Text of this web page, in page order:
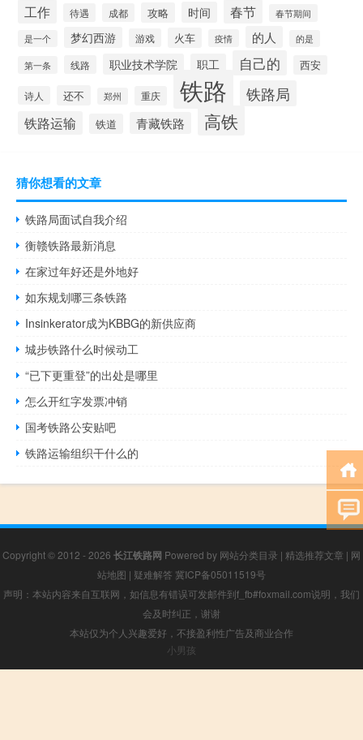
工作 待遇 成都 攻略 时间 春节 春节期间
是一个 梦幻西游 游戏 火车 疫情 的人 的是
第一条 线路 职业技术学院 职工 自己的 西安
诗人 还不 郑州 重庆 铁路 铁路局
铁路运输 铁道 青藏铁路 高铁
猜你想看的文章
铁路局面试自我介绍
衡赣铁路最新消息
在家过年好还是外地好
如东规划哪三条铁路
Insinkerator成为KBBG的新供应商
城步铁路什么时候动工
“已下更重登”的出处是哪里
怎么开红字发票冲销
国考铁路公安贴吧
铁路运输组织干什么的
Copyright © 2012 - 2026 长江铁路网 Powered by 网站分类目录 | 精选推荐文章 | 网
站地图 | 疑难解答 冀ICP备05011519号
声明：本站内容来自互联网，如信息有错误可发邮件到f_fb#foxmail.com说明，我们
会及时纠正，谢谢
本站仅为个人兴趣爱好，不接盈利性广告及商业合作
小男孩